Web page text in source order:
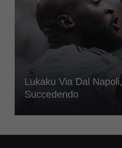
Lukaku Via Dal
Succedendo